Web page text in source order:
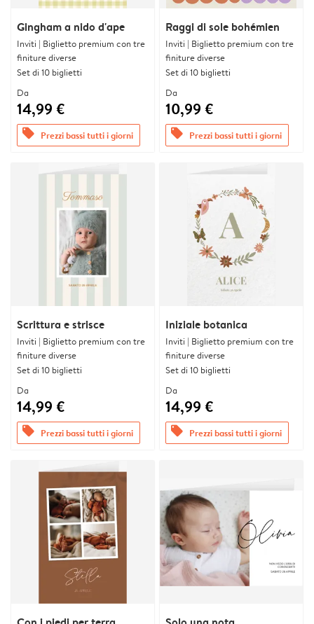
Gingham a nido d'ape
Inviti | Biglietto premium con tre
finiture diverse
Set di 10 biglietti
Da
14,99 €
offers Prezzi bassi tutti i giorni
Raggi di sole bohémien
Inviti | Biglietto premium con tre
finiture diverse
Set di 10 biglietti
Da
10,99 €
offers Prezzi bassi tutti i giorni
Scrittura e strisce
Inviti | Biglietto premium con tre
finiture diverse
Set di 10 biglietti
Da
14,99 €
offers Prezzi bassi tutti i giorni
Iniziale botanica
Inviti | Biglietto premium con tre
finiture diverse
Set di 10 biglietti
Da
14,99 €
offers Prezzi bassi tutti i giorni